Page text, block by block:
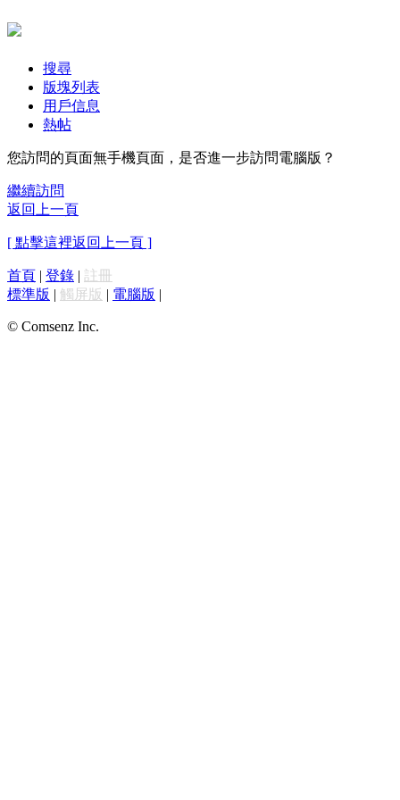
搜尋
版塊列表
用戶信息
熱帖
您訪問的頁面無手機頁面，是否進一步訪問電腦版？
繼續訪問
返回上一頁
[ 點擊這裡返回上一頁 ]
首頁 | 登錄 | 註冊
標準版 | 觸屏版 | 電腦版 |
© Comsenz Inc.